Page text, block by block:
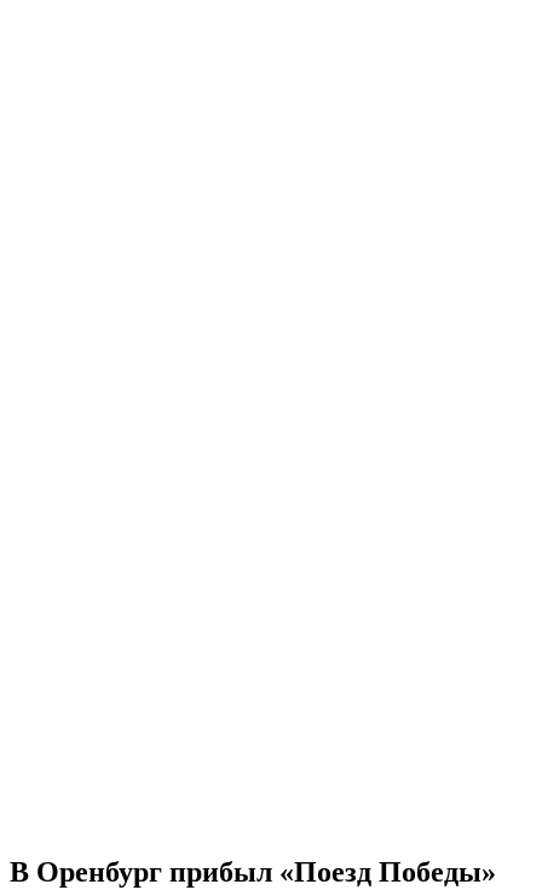
В Оренбург прибыл «Поезд Победы»